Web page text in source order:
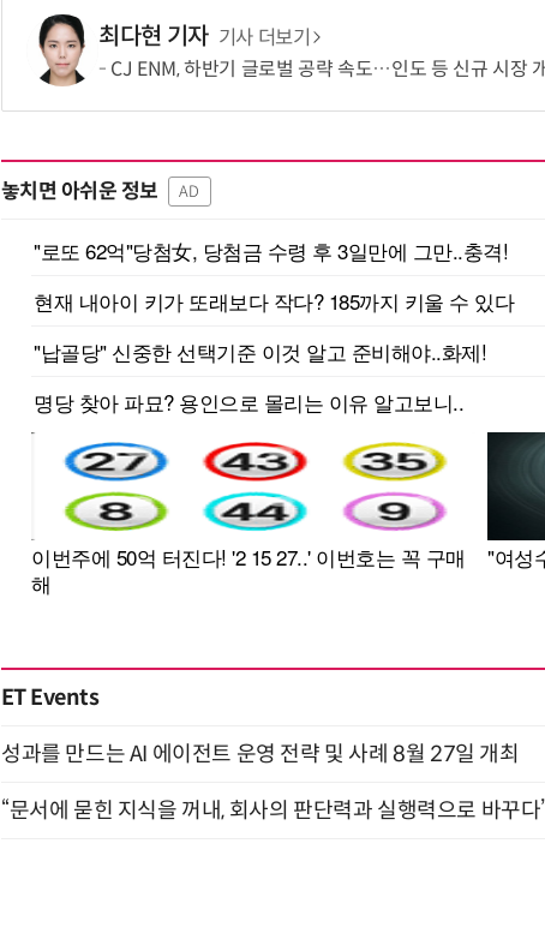
최다현 기자 기사 더보기
CJ ENM, 하반기 글로벌 공략 속도…인도 등 신규 시장
놓치면 아쉬운 정보 AD
ET Events
성과를 만드는 AI 에이전트 운영 전략 및 사례 8월 27일 개최
“문서에 묻힌 지식을 꺼내, 회사의 판단력과 실행력으로 바꾸